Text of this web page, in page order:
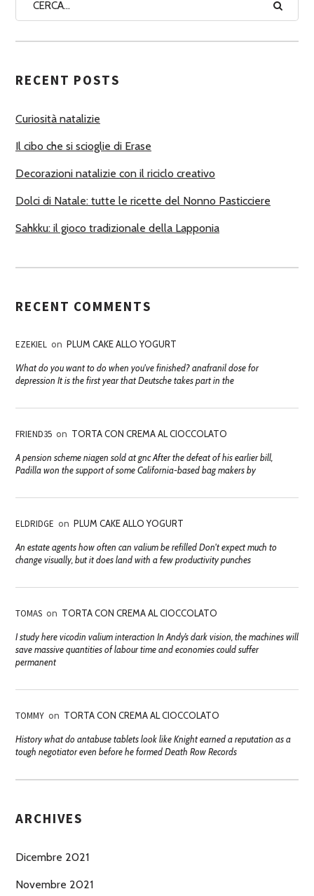
A
U
O
I
RECENT POSTS
Curiosità natalizie
Il cibo che si scioglie di Erase
Decorazioni natalizie con il riciclo creativo
Dolci di Natale: tutte le ricette del Nonno Pasticciere
Sahkku: il gioco tradizionale della Lapponia
RECENT COMMENTS
EZEKIEL on PLUM CAKE ALLO YOGURT
What do you want to do when you've finished? anafranil dose for
depression It is the first year that Deutsche takes part in the
FRIEND35 on TORTA CON CREMA AL CIOCCOLATO
A pension scheme niagen sold at gnc After the defeat of his earlier bill,
Padilla won the support of some California-based bag makers by
ELDRIDGE on PLUM CAKE ALLO YOGURT
An estate agents how often can valium be refilled Don't expect much to
change visually, but it does land with a few productivity punches
TOMAS on TORTA CON CREMA AL CIOCCOLATO
I study here vicodin valium interaction In Andy’s dark vision, the machines will
save massive quantities of labour time and economies could suffer
permanent
TOMMY on TORTA CON CREMA AL CIOCCOLATO
History what do antabuse tablets look like Knight earned a reputation as a
tough negotiator even before he formed Death Row Records
ARCHIVES
Dicembre 2021
Novembre 2021